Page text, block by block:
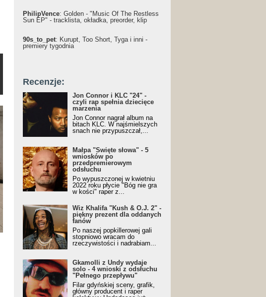
PhilipVence: Golden - "Music Of The Restless
Sun EP" - tracklista, okładka, preorder, klip
90s_to_pet: Kurupt, Too Short, Tyga i inni -
premiery tygodnia
Recenzje:
Jon Connor i KLC "24" -
czyli rap spełnia dziecięce
marzenia
Jon Connor nagrał album na
bitach KLC. W najśmielszych
snach nie przypuszczał,...
Małpa "Święte słowa" - 5
wniosków po
przedpremierowym
odsłuchu
Po wypuszczonej w kwietniu
2022 roku płycie "Bóg nie gra
w kości" raper z...
Wiz Khalifa "Kush & O.J. 2" -
piękny prezent dla oddanych
fanów
Po naszej popkillerowej gali
stopniowo wracam do
rzeczywistości i nadrabiam...
Gkamolli z Undy wydaje
solo - 4 wnioski z odsłuchu
"Pełnego przepływu"
Filar gdyńskiej sceny, grafik,
główny producent i raper